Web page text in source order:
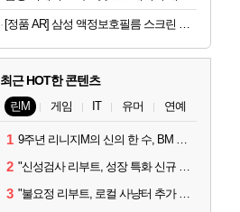
[정품 AR] 삼성 액정보호필름 스크린 프로텍터 갤럭시Z 폴드8, 2매입
최근 HOT한 콘텐츠
린M 게임 IT 유머 연예
1 9주년 리니지M의 신의 한 수, BM 장비 아데나 판매 예고
2 "신성검사 리부트, 성장 특화 신규 서버" 리니지M 3월 업데이트 예고
3 "불요정 리부트, 로컬 사냥터 추가 예정" 리니지M 9주년 업데이트 예고